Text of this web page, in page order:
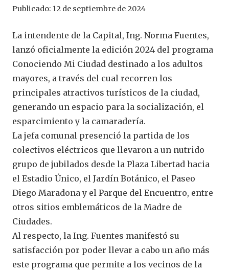
Publicado: 12 de septiembre de 2024
La intendente de la Capital, Ing. Norma Fuentes,
lanzó oficialmente la edición 2024 del programa
Conociendo Mi Ciudad destinado a los adultos
mayores, a través del cual recorren los
principales atractivos turísticos de la ciudad,
generando un espacio para la socialización, el
esparcimiento y la camaradería.
La jefa comunal presenció la partida de los
colectivos eléctricos que llevaron a un nutrido
grupo de jubilados desde la Plaza Libertad hacia
el Estadio Único, el Jardín Botánico, el Paseo
Diego Maradona y el Parque del Encuentro, entre
otros sitios emblemáticos de la Madre de
Ciudades.
Al respecto, la Ing. Fuentes manifestó su
satisfacción por poder llevar a cabo un año más
este programa que permite a los vecinos de la